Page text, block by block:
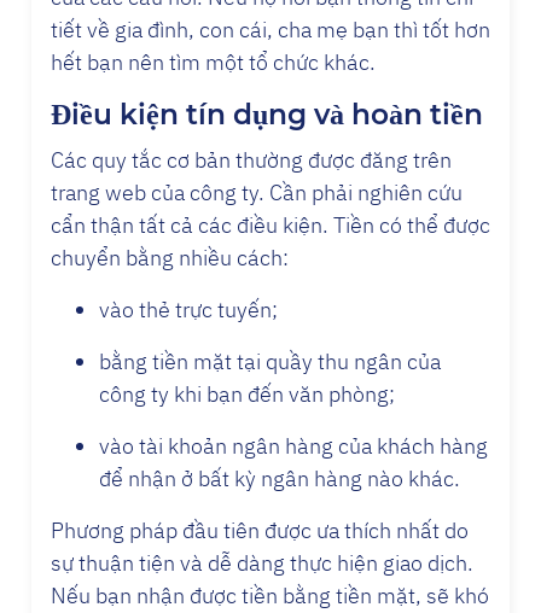
tiết về gia đình, con cái, cha mẹ bạn thì tốt hơn
hết bạn nên tìm một tổ chức khác.
Điều kiện tín dụng và hoàn tiền
Các quy tắc cơ bản thường được đăng trên
trang web của công ty. Cần phải nghiên cứu
cẩn thận tất cả các điều kiện. Tiền có thể được
chuyển bằng nhiều cách:
vào thẻ trực tuyến;
bằng tiền mặt tại quầy thu ngân của
công ty khi bạn đến văn phòng;
vào tài khoản ngân hàng của khách hàng
để nhận ở bất kỳ ngân hàng nào khác.
Phương pháp đầu tiên được ưa thích nhất do
sự thuận tiện và dễ dàng thực hiện giao dịch.
Nếu bạn nhận được tiền bằng tiền mặt, sẽ khó